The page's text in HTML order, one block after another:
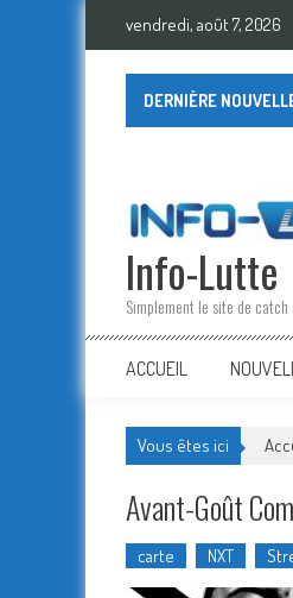
Skip
vendredi, août 7, 2026
DERNIÈRE
Info-Lutte
Simplement le site de
ACCUEIL
Vous êtes ici
Avant-Goût
carte NXT